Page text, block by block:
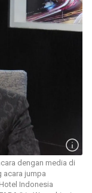
dengan media di
acara jumpa
Indonesia